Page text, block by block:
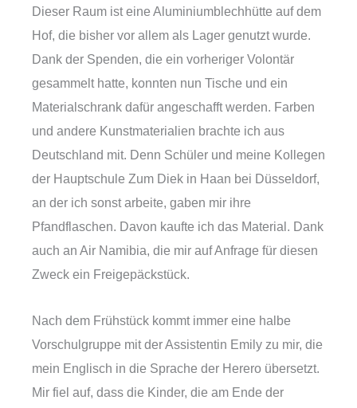
Dieser Raum ist eine Aluminiumblechhütte auf dem
Hof, die bisher vor allem als Lager genutzt wurde.
Dank der Spenden, die ein vorheriger Volontär
gesammelt hatte, konnten nun Tische und ein
Materialschrank dafür angeschafft werden. Farben
und andere Kunstmaterialien brachte ich aus
Deutschland mit. Denn Schüler und meine Kollegen
der Hauptschule Zum Diek in Haan bei Düsseldorf,
an der ich sonst arbeite, gaben mir ihre
Pfandflaschen. Davon kaufte ich das Material. Dank
auch an Air Namibia, die mir auf Anfrage für diesen
Zweck ein Freigepäckstück.
Nach dem Frühstück kommt immer eine halbe
Vorschulgruppe mit der Assistentin Emily zu mir, die
mein Englisch in die Sprache der Herero übersetzt.
Mir fiel auf, dass die Kinder, die am Ende der